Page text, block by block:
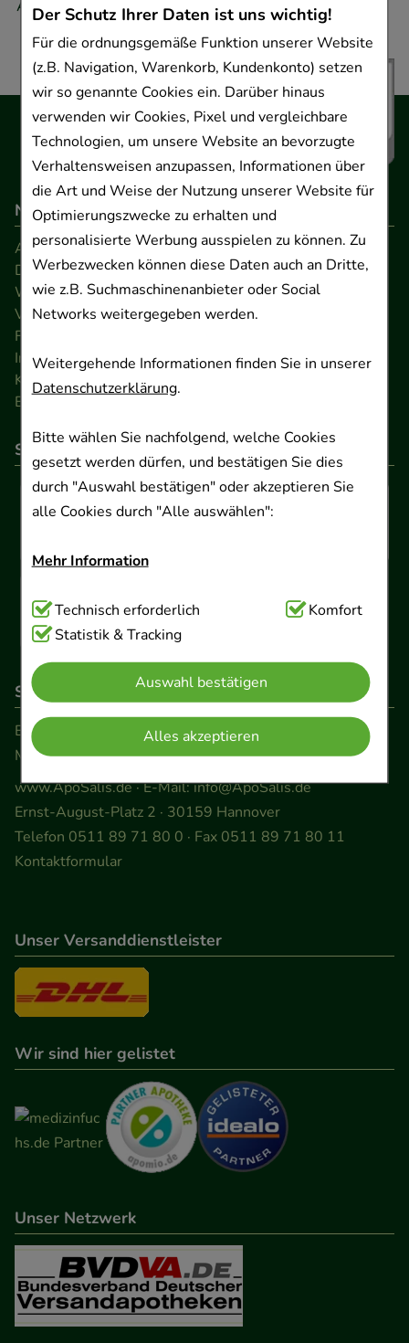
Der Schutz Ihrer Daten ist uns wichtig!
Für die ordnungsgemäße Funktion unserer Website
(z.B. Navigation, Warenkorb, Kundenkonto) setzen
wir so genannte Cookies ein. Darüber hinaus
verwenden wir Cookies, Pixel und vergleichbare
Technologien, um unsere Website an bevorzugte
Verhaltensweisen anzupassen, Informationen über
die Art und Weise der Nutzung unserer Website für
Optimierungszwecke zu erhalten und
personalisierte Werbung ausspielen zu können. Zu
Werbezwecken können diese Daten auch an Dritte,
wie z.B. Suchmaschinenanbieter oder Social
Networks weitergegeben werden.
Weitergehende Informationen finden Sie in unserer
Datenschutzerklärung.
Bitte wählen Sie nachfolgend, welche Cookies
gesetzt werden dürfen, und bestätigen Sie dies
durch "Auswahl bestätigen" oder akzeptieren Sie
alle Cookies durch "Alle auswählen":
Mehr Information
Technisch Notwendig:Hierbei handelt es sich um
Cookies, die für die Grundfunktionen unserer
Website notwendig sind (z.B. Navigation,
Warenkorb, Kundenkonto), weshalb auf diese nicht
verzichtet werden kann.
Komfort:Diese Cookies werden genutzt um das
Einkaufserlebnis noch ansprechender zu gestalten,
beispielsweise für die Wiedererkennung des
Besuchers oder unsere Seite an bevorzugte
Verhaltensweisen (z.B. Spracheinstellung)
anzuzeigen und unser Partnerprogramm zu
betreiben.
Statistik & Tracking:
unserer Website sammeln, mit deren Hilfe wir
unsere Website weiter für Sie optimieren können,
den Inhalt auf unserer Website aber auch die
Werbung auf Drittseiten möglichst relevant für Sie
zu gestalten. Bitte beachten Sie, dass Daten hierfür
teilweise an Dritte wie z.B. Google oder soziale
Technisch erforderlich
Komfort
Statistik & Tracking
Auswahl bestätigen
Alles akzeptieren
Adresse.
Navigation
AGB
Datenschutz
Widerrufsrecht
Versandkosten
FAQ
Impressum
Kontakt
Barrierefreiheitserklärung
So können Sie bezahlen
So erreichen Sie uns
Beratung und Kundenservice:
Montag - Freitag von 9.00 bis 17.00 Uhr
www.ApoSalis.de· E-Mail:info@ApoSalis.de
Ernst-August-Platz 2 · 30159 Hannover
Telefon 0511 89 71 80 0 · Fax 0511 89 71 80 11
Kontaktformular
Unser Versanddienstleister
Wir sind hier gelistet
Unser Netzwerk